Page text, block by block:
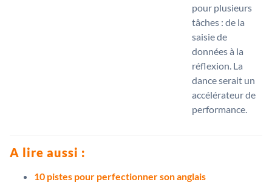
pour plusieurs
tâches : de la
saisie de
données à la
réflexion. La
dance serait un
accélérateur de
performance.
A lire aussi :
10 pistes pour perfectionner son anglais